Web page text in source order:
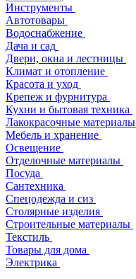
Инструменты
Автотовары
Водоснабжение
Дача и сад
Двери, окна и лестницы
Климат и отопление
Красота и уход
Крепеж и фурнитура
Кухни и бытовая техника
Лакокрасочные материалы
Мебель и хранение
Освещение
Отделочные материалы
Посуда
Сантехника
Спецодежда и сиз
Столярные изделия
Строительные материалы
Текстиль
Товары для дома
Электрика